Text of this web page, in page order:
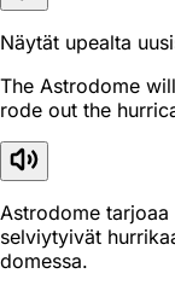
Näytät upealta
The Astrodome
rode out the
Astrodome tarjoaa
selviytyivät
domessa.